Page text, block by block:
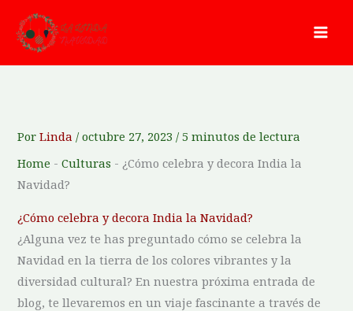
contenido
PorLinda /octubre 27, 2023 /5 minutos de lectura
Home -Culturas - ¿Cómo celebra y decora India la
Navidad?
¿Cómo ‌celebra ‌y decora India la Navidad?
¿Alguna vez te has preguntado cómo se celebra la
Navidad en la tierra de los colores vibrantes y la
diversidad cultural? En nuestra próxima entrada de
blog, te llevaremos en un viaje fascinante a través de